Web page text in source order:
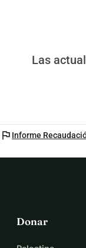
Las
flag Informe
Donar